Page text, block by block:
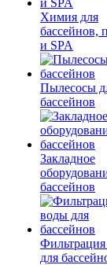
Химия для
бассейнов,
и SPA
Пылесосы
бассейнов
Закладное
бассейнов
для